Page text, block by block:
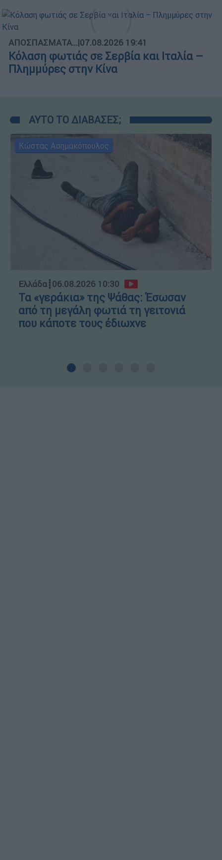
ΑΠΟΣΠΑΣΜΑΤΑ...|07.08.2026 19:41
Κόλαση φωτιάς σε Σερβία και Ιταλία –
Πλημμύρες στην Κίνα
ΑΥΤΟ ΤΟ ΔΙΑΒΑΣΕΣ;
Κώστας Ασημακόπουλος
Ελλάδα┋06.08.2026 10:30
Τα «γεράκια» της Ψάθας: Έσωσαν
από τη μεγάλη φωτιά τη γειτονιά
που κάποτε τους έδιωχνε